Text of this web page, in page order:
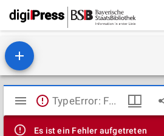
Mirador
Viewer
TypeError: Failed to fetch
Es ist ein Fehler aufgetreten